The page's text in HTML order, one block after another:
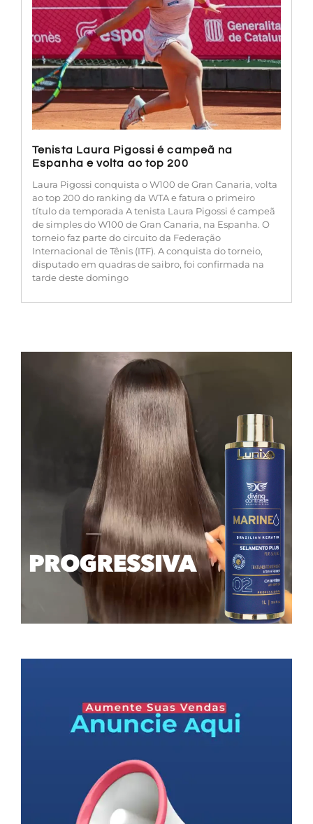
Tenista Laura Pigossi é campeã na
Espanha e volta ao top 200
Laura Pigossi conquista o W100 de Gran Canaria, volta
ao top 200 do ranking da WTA e fatura o primeiro
título da temporada A tenista Laura Pigossi é campeã
de simples do W100 de Gran Canaria, na Espanha. O
torneio faz parte do circuito da Federação
Internacional de Tênis (ITF). A conquista do torneio,
disputado em quadras de saibro, foi confirmada na
tarde deste domingo